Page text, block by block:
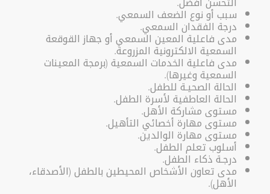
سبب أو نوع الضعف السمعي.
درجة الفقدان السمعي.
مدى فاعلية المعين السمعي أو جهاز القوقعة
السمعية الالكترونية المزروعة.
مدى فاعلية الخدمات السمعية (برمجة المعينات
السمعية وغيرها).
الحالة الصحيـة للطفل.
الحالة العاطفية لأسرة الطفل.
مستوى مشاركة الأهل.
مستوى مهارة أخصائي التأهيل.
مستوى مهارة الوالدين.
أسلوب تعلم الطفل.
درجـة ذكاء الطفل.
مدى تعاون الأشخاص المحيطين بالطفل (الأصدقاء،
الأهل).